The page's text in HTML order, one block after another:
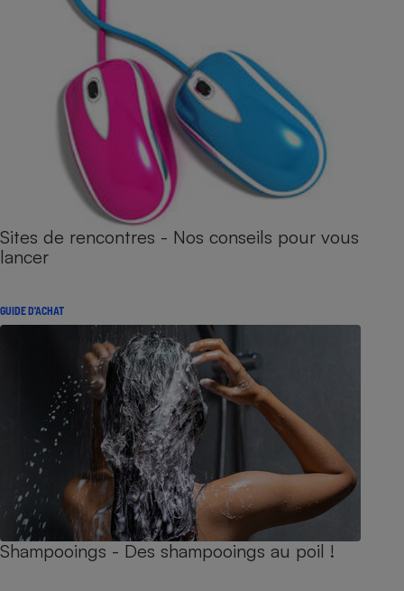
Sites de rencontres - Nos conseils pour vous
lancer
GUIDE D'ACHAT
Shampooings - Des shampooings au poil !